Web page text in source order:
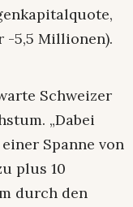
-5,5 Millionen).
Schweizer
„Dabei
Spanne von
plus 10
durch den